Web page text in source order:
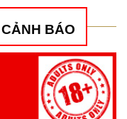
BÁO